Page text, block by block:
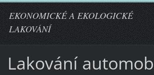
EKONOMICKÉ A EKOLOGICKÉ
LAKOVÁNÍ
Lakování